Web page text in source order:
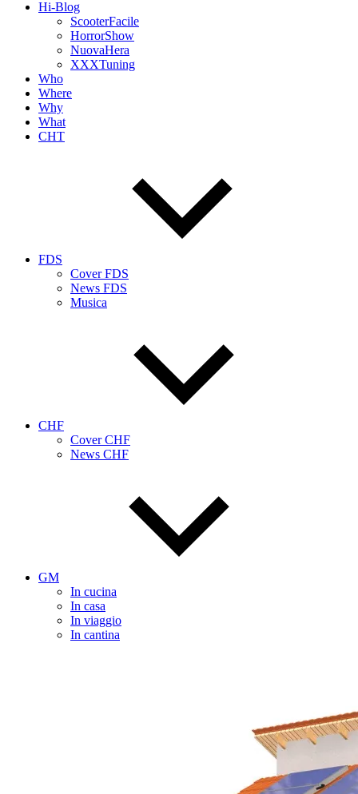
Hi-Blog
ScooterFacile
HorrorShow
NuovaHera
XXXTuning
Who
Where
Why
What
CHT
FDS
Cover FDS
News FDS
Musica
CHF
Cover CHF
News CHF
GM
In cucina
In casa
In viaggio
In cantina